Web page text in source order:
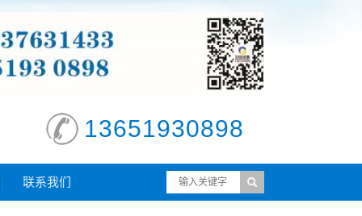
13651930898
联系我们